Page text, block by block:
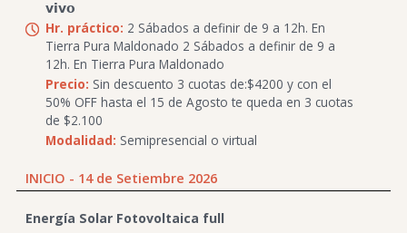
𝘃𝗶𝘃𝗼
Hr. práctico: 2 Sábados a definir de 9 a 12h. En
Tierra Pura Maldonado 2 Sábados a definir de 9 a
12h. En Tierra Pura Maldonado
Precio: Sin descuento 3 cuotas de:$4200 y con el
50% OFF hasta el 15 de Agosto te queda en 3 cuotas
de $2.100
Modalidad: Semipresencial o virtual
INICIO - 14 de Setiembre 2026
Energía Solar Fotovoltaica full